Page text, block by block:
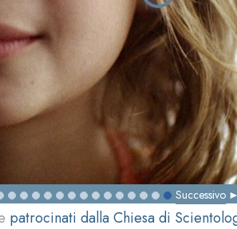
Successivo
patrocinati dalla Chiesa di